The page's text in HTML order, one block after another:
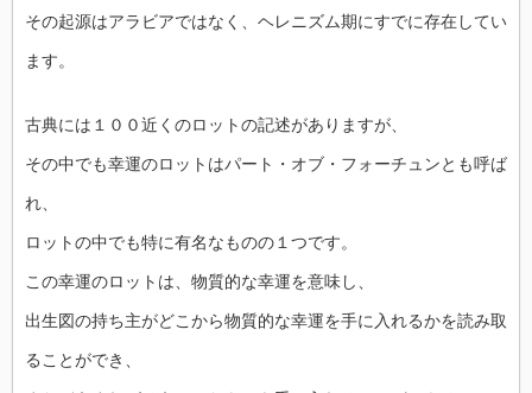
その起源はアラビアではなく、ヘレニズム期にすでに存在してい
ます。
古典には１００近くのロットの記述がありますが、
その中でも幸運のロットはパート・オブ・フォーチュンとも呼ば
れ、
ロットの中でも特に有名なものの１つです。
この幸運のロットは、物質的な幸運を意味し、
出生図の持ち主がどこから物質的な幸運を手に入れるかを読み取
ることができ、